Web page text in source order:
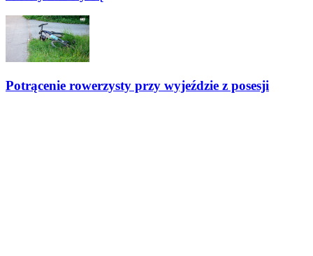
Potrącenie rowerzysty przy wyjeździe z posesji